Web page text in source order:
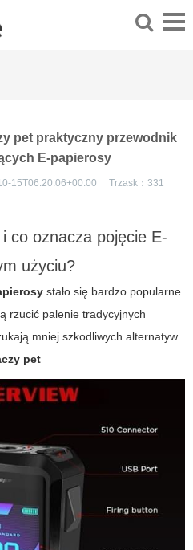
pet praktyczny przewodnik
E-papierosy
15T06:20:06+00:00 Trzask： 331
i co oznacza pojęcie E-
użyciu?
stało się bardzo popularne
rzucić palenie tradycyjnych
mniej szkodliwych alternatyw.
pet